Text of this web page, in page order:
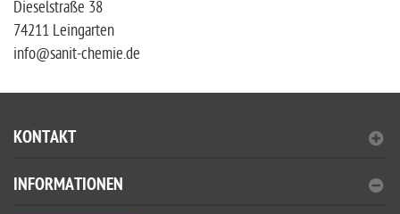
Dieselstraße 38
74211 Leingarten
info@sanit-chemie.de
KONTAKT
INFORMATIONEN